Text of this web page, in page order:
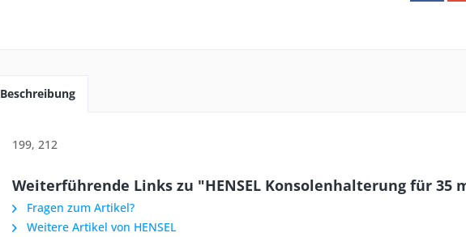
Beschreibung
199, 212
Weiterführende Links zu "HENSEL Konsolenhalterung für 35
Fragen zum Artikel?
Weitere Artikel von HENSEL